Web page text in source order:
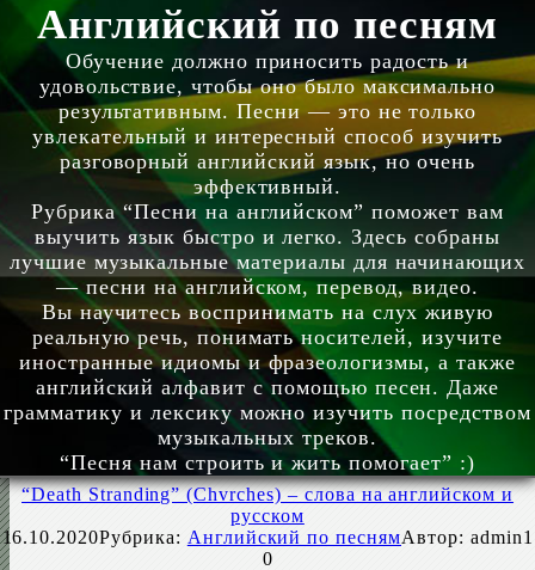
Английский по песням
Обучение должно приносить радость и
удовольствие, чтобы оно было максимально
результативным. Песни — это не только
увлекательный и интересный способ изучить
разговорный английский язык, но очень
эффективный.
Рубрика “Песни на английском” поможет вам
выучить язык быстро и легко. Здесь собраны
лучшие музыкальные материалы для начинающих
— песни на английском, перевод, видео.
Вы научитесь воспринимать на слух живую
реальную речь, понимать носителей, изучите
иностранные идиомы и фразеологизмы, а также
английский алфавит с помощью песен. Даже
грамматику и лексику можно изучить посредством
музыкальных треков.
“Песня нам строить и жить помогает” :)
“Death Stranding” (Chvrches) – слова на английском и
русском
16.10.2020Рубрика: Английский по песнямАвтор: admin1
0